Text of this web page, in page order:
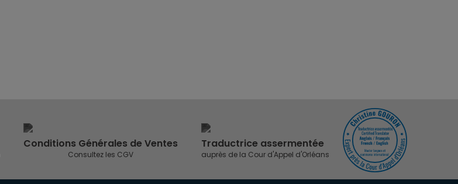
Conditions Générales de Ventes
Consultez les CGV
Traductrice assermentée
auprès de la Cour d'Appel d'Orléans